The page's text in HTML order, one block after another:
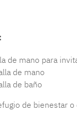
de mano para
de mano
de baño
de bienestar